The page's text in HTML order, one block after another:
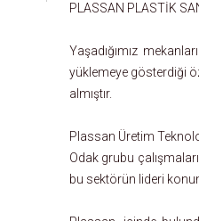
PLASSAN PLASTİK
Yaşadığımız
yüklemeye gösterdiği
almıştır.
Plassan Üretim
Odak grubu
bu sektörün lideri